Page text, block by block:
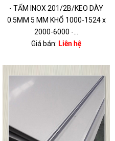
- TẤM INOX 201/2B/KEO DÀY
0.5MM 5 MM KHỔ 1000-1524 x
2000-6000 -...
Giá bán: Liên hệ